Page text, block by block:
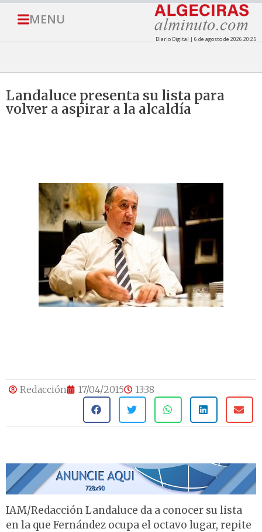
MENU
Diario Digital | 6 de agosto de 2026 20:25
Landaluce presenta su lista para
volver a aspirar a la alcaldía
Redacción 17/04/2015 13:38
IAM/Redacción Landaluce da a conocer su lista
en la que Fernández ocupa el octavo lugar, repite